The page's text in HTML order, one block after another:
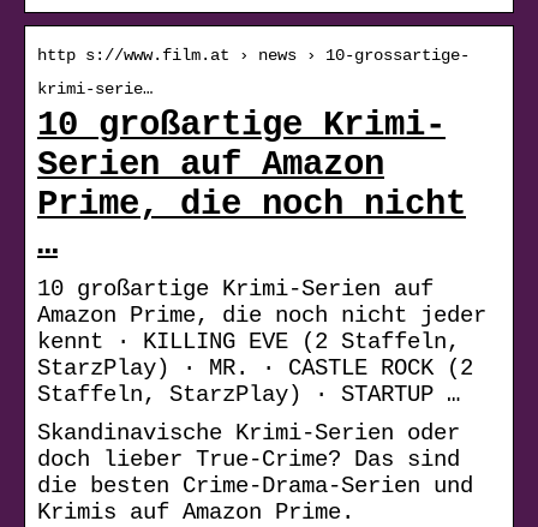
http s://www.film.at › news › 10-grossartige-
krimi-serie…
10 großartige Krimi-
Serien auf Amazon
Prime, die noch nicht
…
10 großartige Krimi-Serien auf
Amazon Prime, die noch nicht jeder
kennt · KILLING EVE (2 Staffeln,
StarzPlay) · MR. · CASTLE ROCK (2
Staffeln, StarzPlay) · STARTUP …
Skandinavische Krimi-Serien oder
doch lieber True-Crime? Das sind
die besten Crime-Drama-Serien und
Krimis auf Amazon Prime.